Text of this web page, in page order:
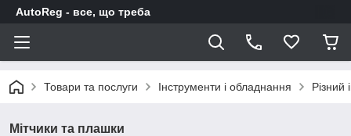
AutoReg - все, що треба
Товари та послуги Інструменти і обладнання Різний
Мітчики та плашки